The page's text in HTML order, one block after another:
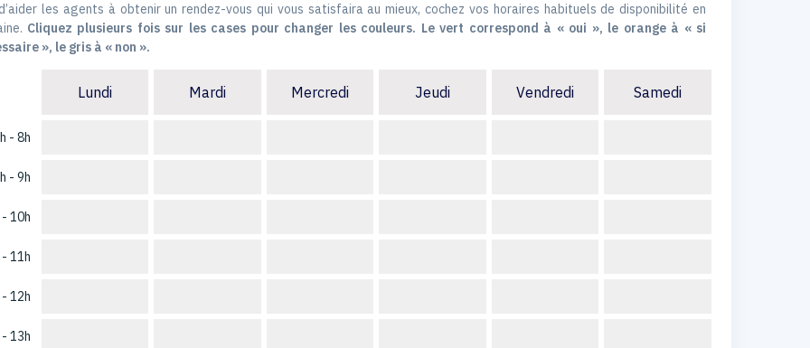
les agents à obtenir un rendez-vous qui vous satisfaira au mieux, cochez vos horaires habituels de disponibilité en
Cliquez plusieurs fois sur les cases pour changer les couleurs. Le vert correspond à « oui », le orange à « si
», le gris à « non ».
- 8h
- 9h
10h
11h
12h
13h
Lundi Mardi Mercredi Jeudi Vendredi Samedi